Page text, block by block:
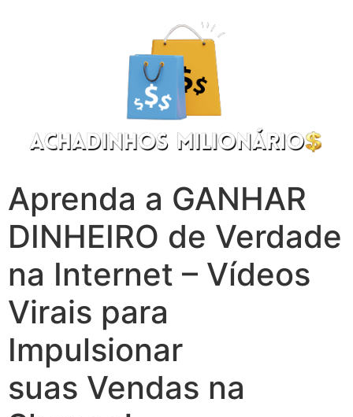
Aprenda a GANHAR
DINHEIRO de Verdade
na Internet – Vídeos
Virais para
Impulsionar
suas Vendas na